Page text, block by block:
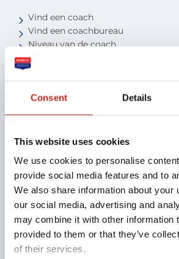
Consent Details
This website uses cookies
We use cookies to personalise
provide social media features and to
We also share information about your
our social media, advertising and
may combine it with other information
provided to them or that they’ve
of their services.
Vind een coach
Vind een coachbureau
Niveau van de coach
Voor studenten
Aansluiten als coachbureau
Over NOBCO
Missie en visie
Organisatie
EMCC Global
Beroepscode